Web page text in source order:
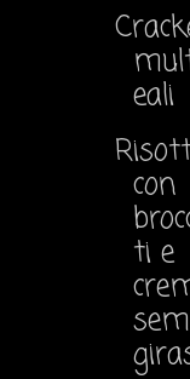
eali
con
ti e